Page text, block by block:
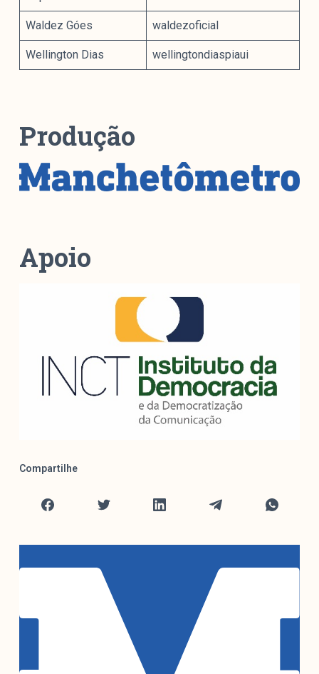
Waldez Góes waldezoficial
Wellington Dias wellingtondiaspiaui
Produção
Apoio
Compartilhe